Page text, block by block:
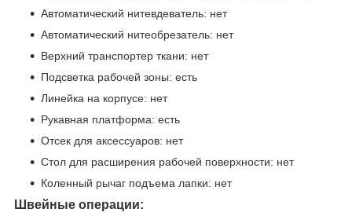
Автоматический нитевдеватель: нет
Автоматический нитеобрезатель: нет
Верхний транспортер ткани: нет
Подсветка рабочей зоны: есть
Линейка на корпусе: нет
Рукавная платформа: есть
Отсек для аксессуаров: нет
Стол для расширения рабочей поверхности: нет
Коленный рычаг подъема лапки: нет
Швейные операции: